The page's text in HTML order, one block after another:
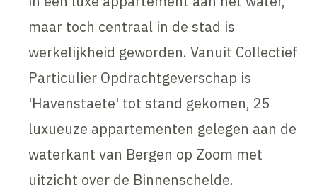
maar toch centraal in de stad is
werkelijkheid geworden. Vanuit Collectief
Particulier Opdrachtgeverschap is
'Havenstaete' tot stand gekomen, 25
luxueuze appartementen gelegen aan de
waterkant van Bergen op Zoom met
uitzicht over de Binnenschelde.